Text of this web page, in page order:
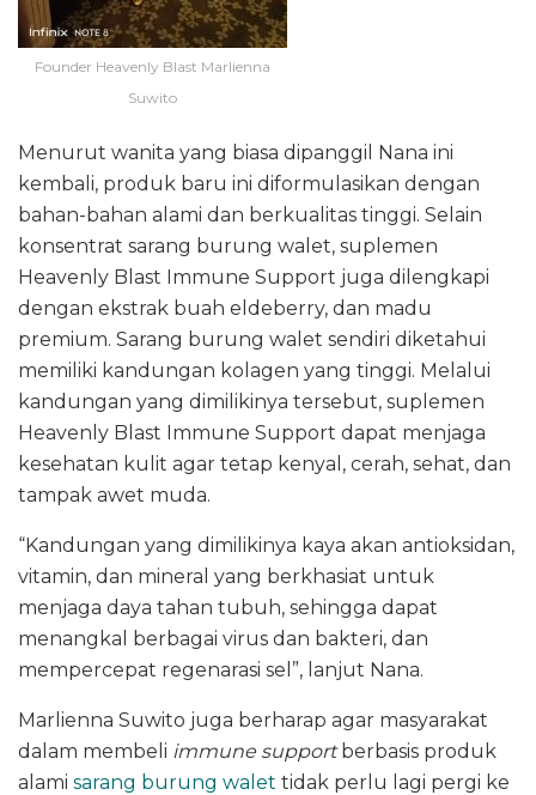
Founder Heavenly Blast Marlienna
Suwito
Menurut wanita yang biasa dipanggil Nana ini
kembali, produk baru ini diformulasikan dengan
bahan-bahan alami dan berkualitas tinggi. Selain
konsentrat sarang burung walet, suplemen
Heavenly Blast Immune Support juga dilengkapi
dengan ekstrak buah eldeberry, dan madu
premium. Sarang burung walet sendiri diketahui
memiliki kandungan kolagen yang tinggi. Melalui
kandungan yang dimilikinya tersebut, suplemen
Heavenly Blast Immune Support dapat menjaga
kesehatan kulit agar tetap kenyal, cerah, sehat, dan
tampak awet muda.
“Kandungan yang dimilikinya kaya akan antioksidan,
vitamin, dan mineral yang berkhasiat untuk
menjaga daya tahan tubuh, sehingga dapat
menangkal berbagai virus dan bakteri, dan
mempercepat regenarasi sel”, lanjut Nana.
Marlienna Suwito juga berharap agar masyarakat
dalam membeli immune supportberbasis produk
alami sarang burung walet tidak perlu lagi pergi ke